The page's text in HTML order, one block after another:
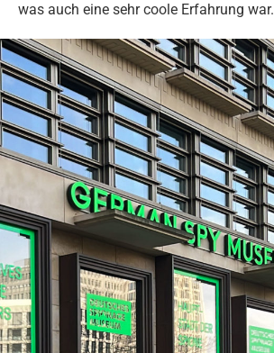
was auch eine sehr coole Erfahrung war.